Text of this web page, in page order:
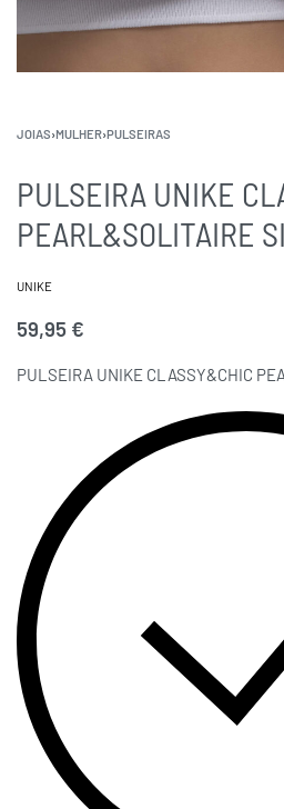
JOIAS›MULHER›PULSEIRAS
PULSEIRA UNIKE
PEARL&SOLITAIRE
UNIKE
59,95 €
PULSEIRA UNIKE CLASSY&CHIC